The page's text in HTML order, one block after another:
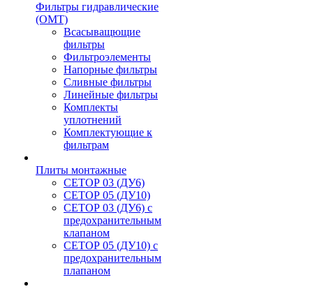
Фильтры гидравлические
(OMT)
Всасыващющие
фильтры
Фильтроэлементы
Напорные фильтры
Сливные фильтры
Линейные фильтры
Комплекты
уплотнений
Комплектующие к
фильтрам
Плиты монтажные
CЕТОР 03 (ДУ6)
CЕТОР 05 (ДУ10)
CЕТОР 03 (ДУ6) с
предохранительным
клапаном
CЕТОР 05 (ДУ10) с
предохранительным
плапаном